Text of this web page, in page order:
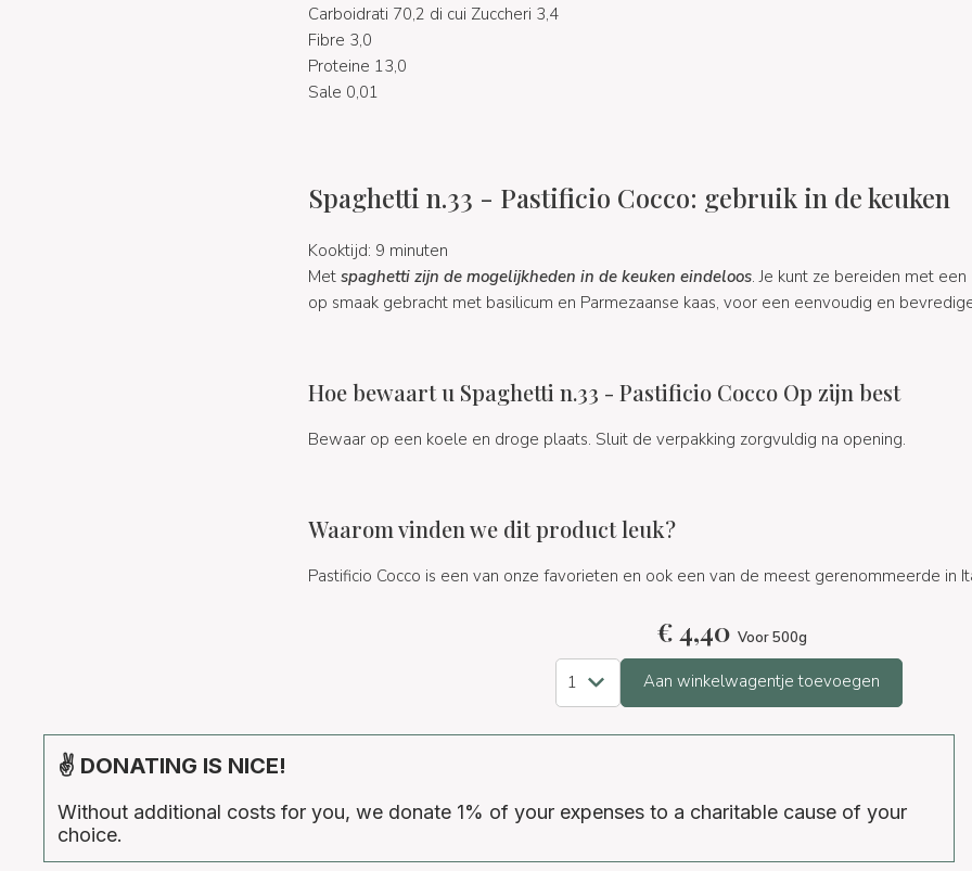
Carboidrati 70,2 di cui Zuccheri 3,4
Fibre 3,0
Proteine 13,0
Sale 0,01
Spaghetti n.33 - Pastificio Cocco: gebruik in de keuken
Kooktijd: 9 minuten
Met spaghetti zijn de mogelijkheden in de keuken eindeloos. Je kunt ze bereiden met
op smaak gebracht met basilicum en Parmezaanse kaas, voor een eenvoudig en
Hoe bewaart u Spaghetti n.33 - Pastificio Cocco Op zijn best
Bewaar op een koele en droge plaats. Sluit de verpakking zorgvuldig na opening.
Waarom vinden we dit product leuk?
Pastificio Cocco is een van onze favorieten en ook een van de meest gerenommeerde in
€4,40 Voor 500g
Aan winkelwagentje toevoegen
✌ DONATING IS NICE!
Without additional costs for you, we donate 1% of your expenses to a charitable cause of your
choice.